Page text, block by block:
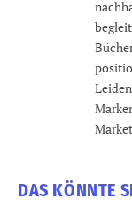
DAS KÖNNTE